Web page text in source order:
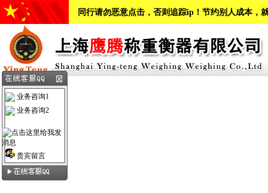
同行请勿恶意点击，否则追踪ip！节约别人成本，
业务咨询1
业务咨询2
贵宾留言